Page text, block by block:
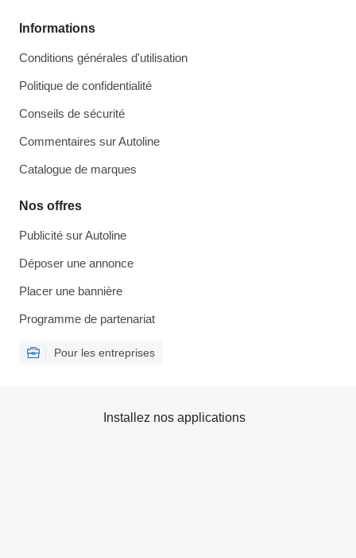
Informations
Conditions générales d'utilisation
Politique de confidentialité
Conseils de sécurité
Commentaires sur Autoline
Catalogue de marques
Nos offres
Publicité sur Autoline
Déposer une annonce
Placer une bannière
Programme de partenariat
Pour les entreprises
Installez nos applications